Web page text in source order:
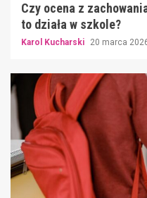
Czy ocena z
to działa w szkole?
Karol Kucharski 20 marca